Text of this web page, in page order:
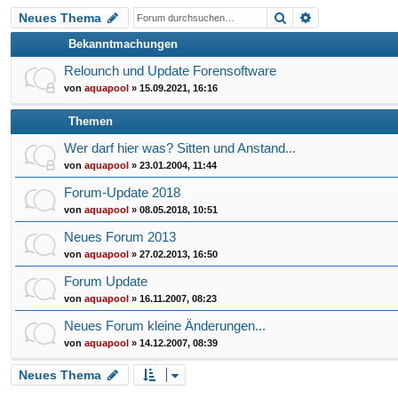
riff
Neues Thema Suche
Bekanntmachungen
Relounch und Update Forensoftware
von aquapool » 15.09.2021, 16:16
Themen
Wer darf hier was? Sitten und Anstand...
von aquapool » 23.01.2004, 11:44
Forum-Update 2018
von aquapool » 08.05.2018, 10:51
Neues Forum 2013
von aquapool » 27.02.2013, 16:50
Forum Update
von aquapool » 16.11.2007, 08:23
Neues Forum kleine Änderungen...
von aquapool » 14.12.2007, 08:39
Neues Thema